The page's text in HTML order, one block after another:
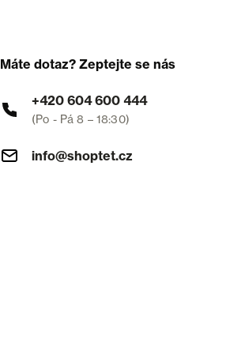
Máte dotaz? Zeptejte se nás
+420 604 600 444
(Po - Pá 8 – 18:30)
info@shoptet.cz